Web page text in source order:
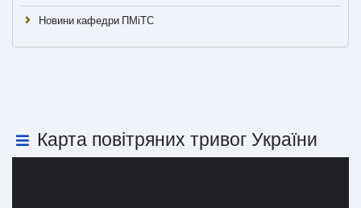
Новини кафедри ПМіТС
Карта повітряних тривог України